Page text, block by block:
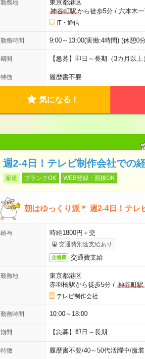
勤務地
東京都港区
神谷町駅から徒歩5分/ 六本木
IT・通信
勤務時間 9:00～13:00(実働:4時間) (休憩0
期間 【急募】即日～長期（3カ月以
特徴 履歴書不要
気になる！
週2-4日！テレビ制作会社での
派遣 ブランクOK WEB登録・面接OK
朝はゆっくり派＊ 週2-4日！テレ
給与 時給1800円＋交
交通費別途支給あり
交通費 交通費支給
勤務地
東京都港区
赤羽橋駅から徒歩5分/ 神谷町駅
テレビ制作会社
勤務時間 10:00～18:00
期間 【急募】即日～長期
特徴 履歴書不要/40～50代活躍中/服